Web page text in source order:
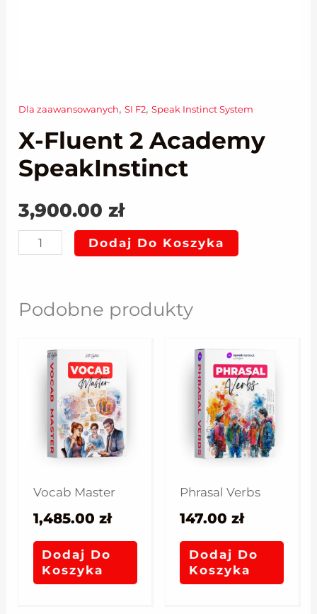
Dla zaawansowanych,SI F2,Speak Instinct System
X-Fluent 2 Academy
SpeakInstinct
3,900.00zł
ilość
X-
Fluent
2
Academy
SpeakInstinct
Dodaj Do Koszyka
Podobne produkty
Vocab Master
1,485.00 zł
Dodaj Do
Koszyka
Phrasal Verbs
147.00zł
Dodaj Do
Koszyka